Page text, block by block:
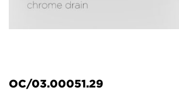
OC/03.00051.29